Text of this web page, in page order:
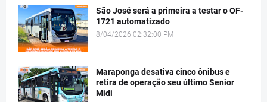
São José será a primeira a testar o OF-
1721 automatizado
8/04/2026 02:32:00 PM
Maraponga desativa cinco ônibus e
retira de operação seu último Senior
Midi